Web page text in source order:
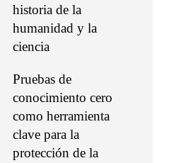
historia de la
humanidad y la
ciencia
Pruebas de
conocimiento cero
como herramienta
clave para la
protección de la